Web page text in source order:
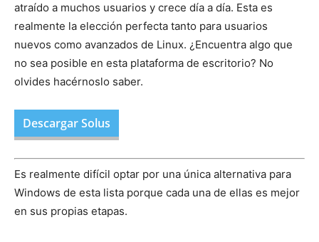
atraído a muchos usuarios y crece día a día. Esta es
realmente la elección perfecta tanto para usuarios
nuevos como avanzados de Linux. ¿Encuentra algo que
no sea posible en esta plataforma de escritorio? No
olvides hacérnoslo saber.
Descargar Solus
Es realmente difícil optar por una única alternativa para
Windows de esta lista porque cada una de ellas es mejor
en sus propias etapas.